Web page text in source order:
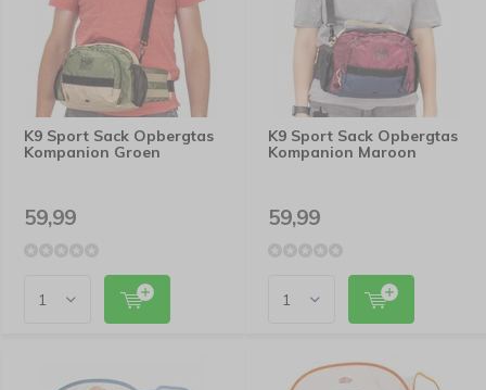
K9 Sport Sack Opbergtas
Kompanion Groen
59,99
K9 Sport Sack Opbergtas
Kompanion Maroon
59,99